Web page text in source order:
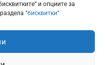
и опциите за
"бисквитки"
20% ДДС